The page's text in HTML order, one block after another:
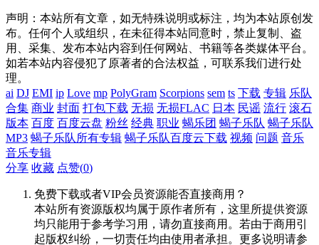
声明：本站所有文章，如无特殊说明或标注，均为本站原创发
布。任何个人或组织，在未征得本站同意时，禁止复制、盗
用、采集、发布本站内容到任何网站、书籍等各类媒体平台。
如若本站内容侵犯了原著者的合法权益，可联系我们进行处
理。
ai DJ EMI ip Love mp PolyGram Scorpions sem ts 下载 专辑 乐队
合集 商业 封面 打包下载 无损 无损FLAC 日本 民谣 流行 滚石
版本 百度 百度云盘 粉丝 经典 职业 蝎乐团 蝎子乐队 蝎子乐队
MP3 蝎子乐队所有专辑 蝎子乐队百度云下载 视频 问题 音乐
音乐专辑
分享 收藏 点赞(0)
免费下载或者VIP会员资源能否直接商用？
本站所有资源版权均属于原作者所有，这里所提供资源
均只能用于参考学习用，请勿直接商用。若由于商用引
起版权纠纷，一切责任均由使用者承担。更多说明请参